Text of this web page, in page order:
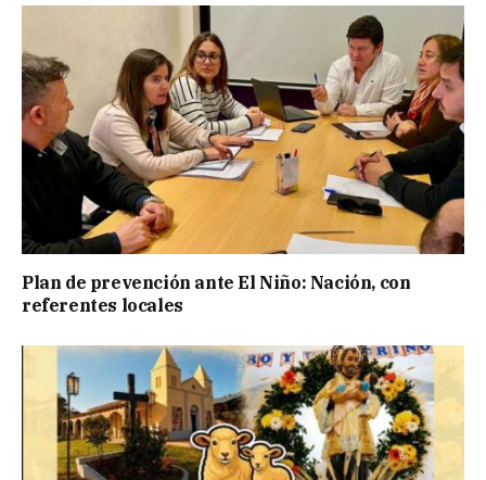
Plan de prevención ante El Niño: Nación, con
referentes locales